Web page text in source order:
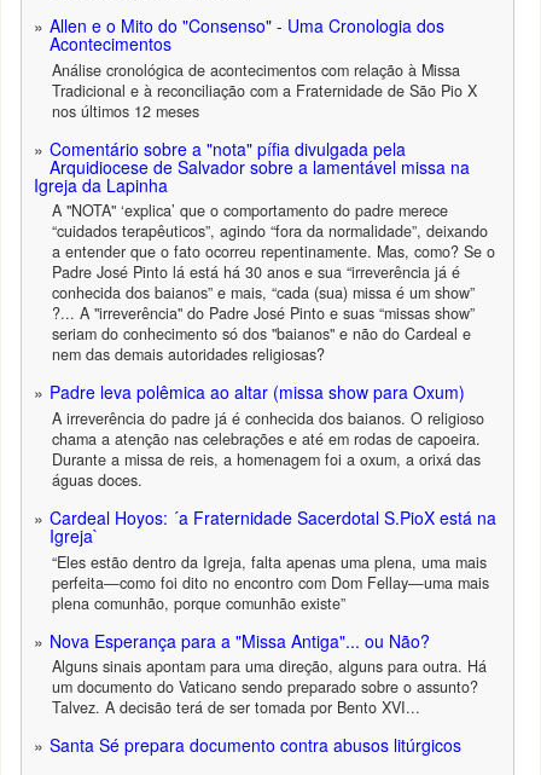
Allen e o Mito do "Consenso" - Uma Cronologia dos
Acontecimentos
Análise cronológica de acontecimentos com relação à Missa
Tradicional e à reconciliação com a Fraternidade de São Pio X
nos últimos 12 meses
Comentário sobre a "nota" pífia divulgada pela
Arquidiocese de Salvador sobre a lamentável missa na
Igreja da Lapinha
A "NOTA" ‘explica’ que o comportamento do padre merece
“cuidados terapêuticos”, agindo “fora da normalidade”, deixando
a entender que o fato ocorreu repentinamente. Mas, como? Se o
Padre José Pinto lá está há 30 anos e sua “irreverência já é
conhecida dos baianos” e mais, “cada (sua) missa é um show”
?... A "irreverência" do Padre José Pinto e suas “missas show”
seriam do conhecimento só dos "baianos" e não do Cardeal e
nem das demais autoridades religiosas?
Padre leva polêmica ao altar (missa show para Oxum)
A irreverência do padre já é conhecida dos baianos. O religioso
chama a atenção nas celebrações e até em rodas de capoeira.
Durante a missa de reis, a homenagem foi a oxum, a orixá das
águas doces.
Cardeal Hoyos: ´a Fraternidade Sacerdotal S.PioX está na
Igreja`
“Eles estão dentro da Igreja, falta apenas uma plena, uma mais
perfeita—como foi dito no encontro com Dom Fellay—uma mais
plena comunhão, porque comunhão existe”
Nova Esperança para a "Missa Antiga"... ou Não?
Alguns sinais apontam para uma direção, alguns para outra. Há
um documento do Vaticano sendo preparado sobre o assunto?
Talvez. A decisão terá de ser tomada por Bento XVI...
Santa Sé prepara documento contra abusos litúrgicos